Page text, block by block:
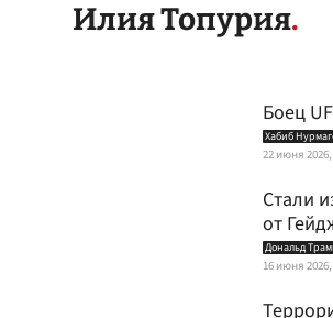
Илия Топурия
Боец
Хабиб
22 июня 2026,
Стали
от
Дональд
16 июня